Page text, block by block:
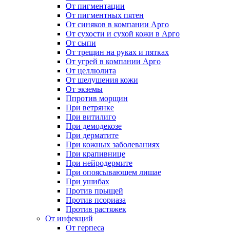
От пигментации
От пигментных пятен
От синяков в компании Арго
От сухости и сухой кожи в Арго
От сыпи
От трещин на руках и пятках
От угрей в компании Арго
От целлюлита
От шелушения кожи
От экземы
Ппротив морщин
При ветрянке
При витилиго
При демодекозе
При дерматите
При кожных заболеваниях
При крапивнице
При нейродермите
При опоясывающем лишае
При ушибах
Против прыщей
Против псориаза
Против растяжек
От инфекций
От герпеса